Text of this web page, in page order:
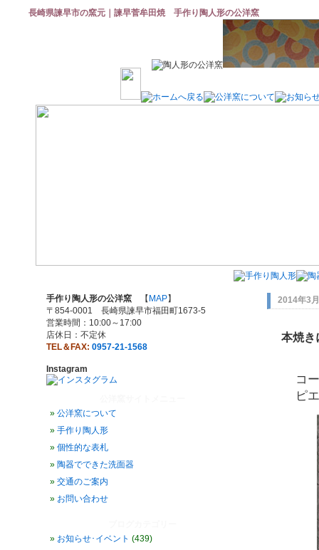
長崎県諫早市の窯元｜諫早菅牟田焼 手作り陶人形の公洋窯
手作り陶人形の公洋窯 【 MAP】
〒854-0001 長崎県諫早市福田町1673-5
営業時間：10:00～17:00
店休日：不定休
TEL＆FAX: 0957-21-1568
Instagram
公洋窯について
手作り陶人形
個性的な表札
陶器でできた洗面器
交通のご案内
お問い合わせ
お知らせ･イベント (439)
2014年3
本焼き
コ
ピ